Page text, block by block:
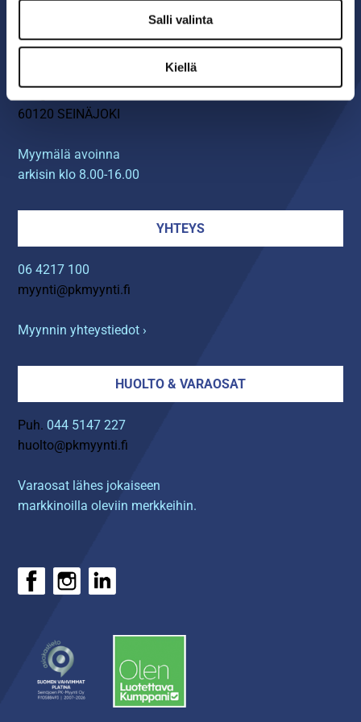
Salli valinta
Kiellä
60120 SEINÄJOKI
Myymälä avoinna
arkisin klo 8.00-16.00
YHTEYS
06 4217 100
myynti@pkmyynti.fi
Myynnin yhteystiedot ›
HUOLTO & VARAOSAT
Puh. 044 5147 227
huolto@pkmyynti.fi
Varaosat lähes jokaiseen
markkinoilla oleviin merkkeihin.